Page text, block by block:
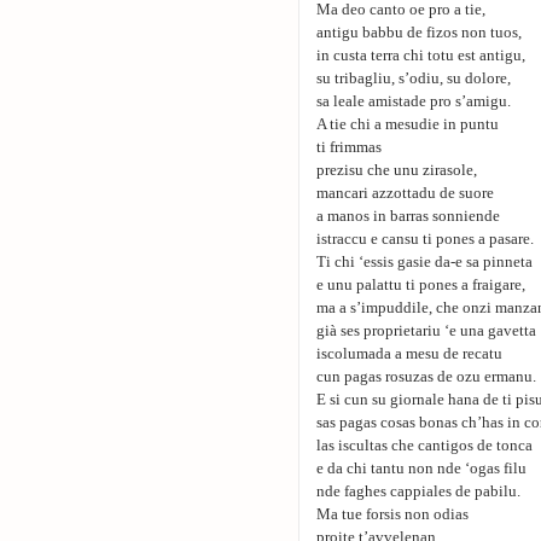
Ma deo canto oe pro a tie,
antigu babbu de fizos non tuos,
in custa terra chi totu est antigu,
su tribagliu, s’odiu, su dolore,
sa leale amistade pro s’amigu.
A tie chi a mesudie in puntu
ti frimmas
prezisu che unu zirasole,
mancari azzottadu de suore
a manos in barras sonniende
istraccu e cansu ti pones a pasare.
Ti chi ‘essis gasie da-e sa pinneta
e unu palattu ti pones a fraigare,
ma a s’impuddile, che onzi
già ses proprietariu ‘e una gavetta
iscolumada a mesu de recatu
cun pagas rosuzas de ozu ermanu.
E si cun su giornale hana de ti
sas pagas cosas bonas ch’has in
las iscultas che cantigos de tonca
e da chi tantu non nde ‘ogas filu
nde faghes cappiales de pabilu.
Ma tue forsis non odias
proite t’avvelenan